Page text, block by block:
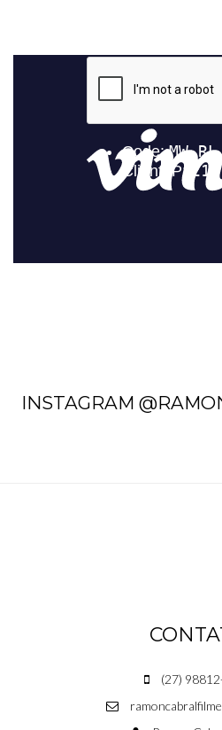
INSTAGRAM
(27)